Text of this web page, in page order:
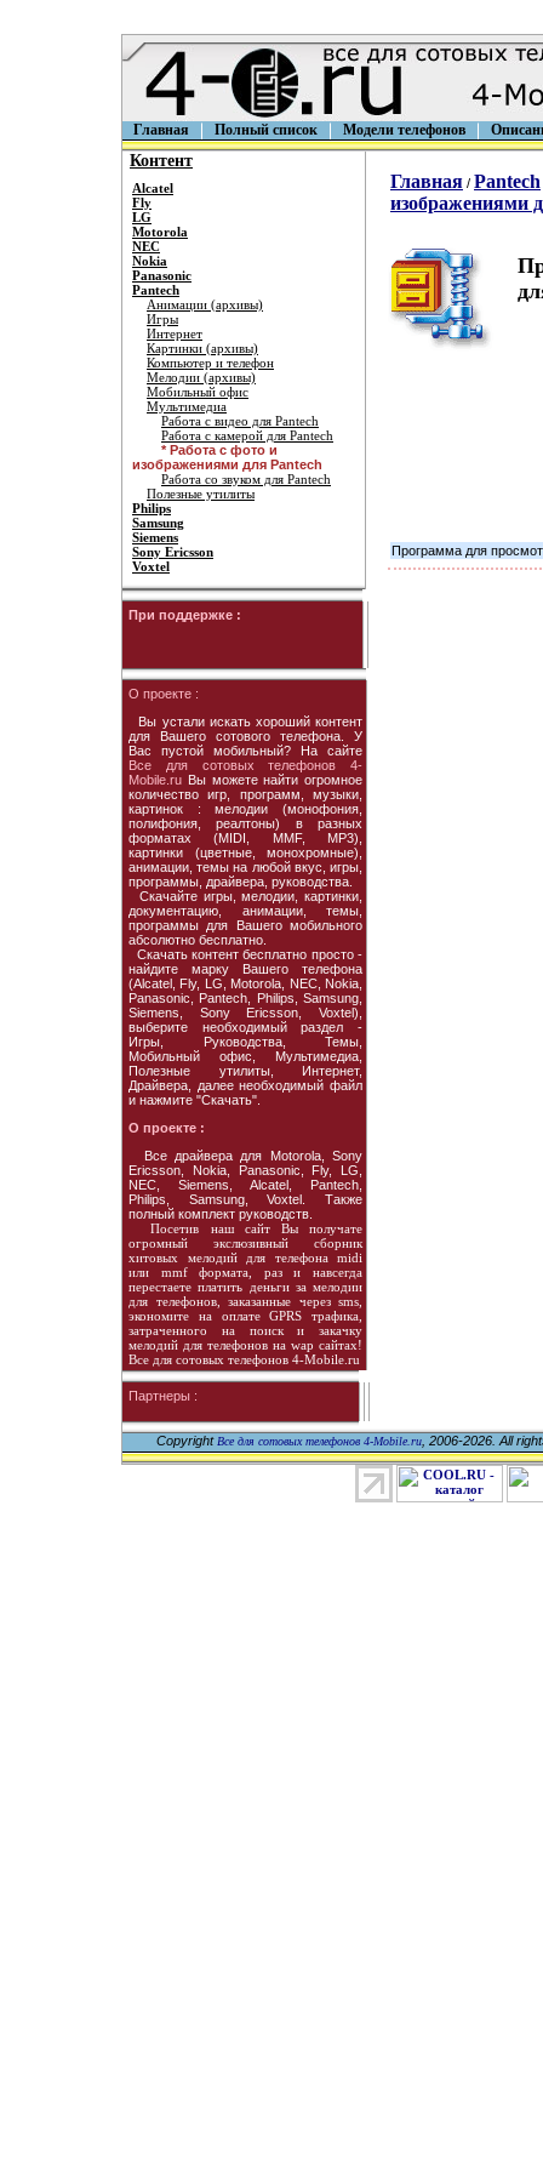
Главная Полный список Модели телефонов
Контент
Alcatel
Fly
LG
Motorola
NEC
Nokia
Panasonic
Pantech
Анимации (архивы)
Игры
Интернет
Картинки (архивы)
Компьютер и телефон
Мелодии (архивы)
Мобильный офис
Мультимедиа
Работа с видео для Pantech
Работа с камерой для Pantech
* Работа с фото и
изображениями для Pantech
Работа со звуком для Pantech
Полезные утилиты
Philips
Samsung
Siemens
Sony Ericsson
Voxtel
При поддержке :
О проекте :
Вы устали искать хороший контент
для Вашего сотового телефона. У
Вас пустой мобильный? На сайте
Все для сотовых телефонов 4-
Mobile.ru Вы можете найти огромное
количество игр, программ, музыки,
картинок : мелодии (монофония,
полифония, реалтоны) в разных
форматах (MIDI, MMF, MP3),
картинки (цветные, монохромные),
анимации, темы на любой вкус, игры,
программы, драйвера, руководства.
Скачайте игры, мелодии, картинки,
документацию, анимации, темы,
программы для Вашего мобильного
абсолютно бесплатно.
Скачать контент бесплатно просто -
найдите марку Вашего телефона
(Alcatel, Fly, LG, Motorola, NEC, Nokia,
Panasonic, Pantech, Philips, Samsung,
Siemens, Sony Ericsson, Voxtel),
выберите необходимый раздел -
Игры, Руководства, Темы,
Мобильный офис, Мультимедиа,
Полезные утилиты, Интернет,
Драйвера, далее необходимый файл
и нажмите "Скачать".
О проекте :
Все драйвера для Motorola, Sony
Ericsson, Nokia, Panasonic, Fly, LG,
NEC, Siemens, Alcatel, Pantech,
Philips, Samsung, Voxtel. Также
полный комплект руководств.
Посетив наш сайт Вы получате
огромный экслюзивный сборник
хитовых мелодий для телефона midi
или mmf формата, раз и навсегда
перестаете платить деньги за мелодии
для телефонов, заказанные через sms,
экономите на оплате GPRS трафика,
затраченного на поиск и закачку
мелодий для телефонов на wap сайтах!
Все для сотовых телефонов 4-Mobile.ru
Партнеры :
Главная / Pantech
изображениями
Программа для
Copyright Все для сотовых телефонов 4-Mobile.ru, 2006-2026. All